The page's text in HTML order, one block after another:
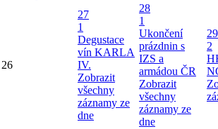
26
27
1
Degustace
vín KARLA
IV.
Zobrazit
všechny
záznamy ze
dne
28
1
Ukončení
prázdnin s
IZS a
armádou ČR
Zobrazit
všechny
záznamy ze
dne
29
2